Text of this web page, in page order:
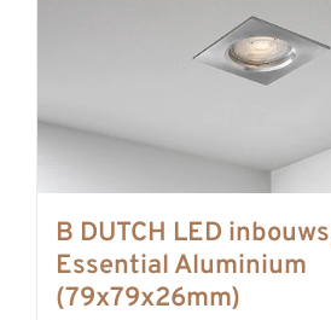
B DUTCH LED
Essential Aluminium
(79x79x26mm)